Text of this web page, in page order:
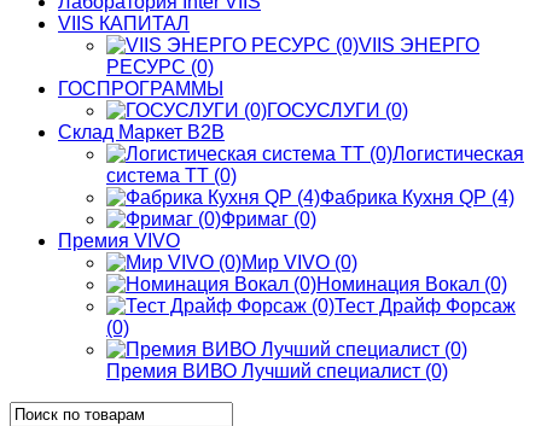
VIIS КАПИТАЛ
VIIS ЭНЕРГО
РЕСУРС (0)
ГОСПРОГРАММЫ
ГОСУСЛУГИ (0)
Склад Маркет В2В
Логистическая
система ТТ (0)
Фабрика Кухня QP (4)
Фримаг (0)
Премия VIVO
Мир VIVO (0)
Номинация Вокал (0)
Тест Драйф Форсаж
(0)
Премия ВИВО Лучший специалист (0)